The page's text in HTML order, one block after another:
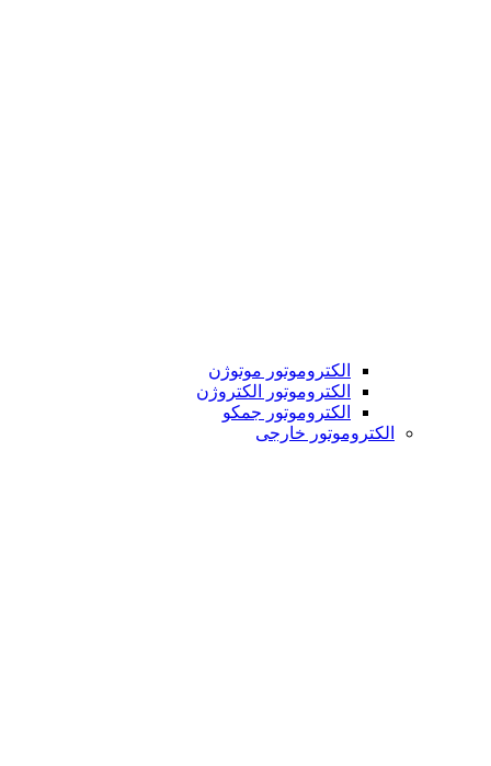
الکتروموتور موتوژن
الکتروموتور الکتروژن
الکتروموتور جمکو
الکتروموتور خارجی